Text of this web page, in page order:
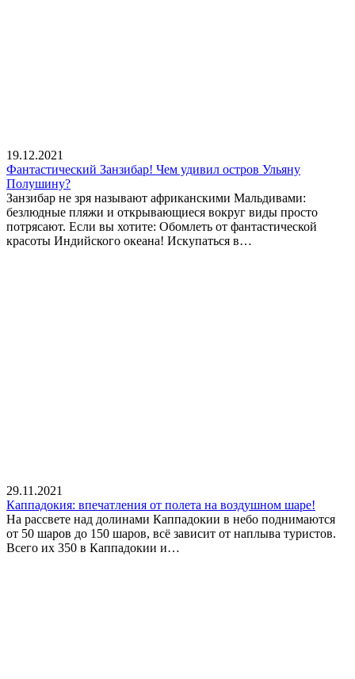
19.12.2021
Фантастический Занзибар! Чем удивил остров Ульяну
Полушину?
Занзибар не зря называют африканскими Мальдивами:
безлюдные пляжи и открывающиеся вокруг виды просто
потрясают. Если вы хотите: Обомлеть от фантастической
красоты Индийского океана! Искупаться в…
29.11.2021
Каппадокия: впечатления от полета на воздушном шаре!
На рассвете над долинами Каппадокии в небо поднимаются
от 50 шаров до 150 шаров, всё зависит от наплыва туристов.
Всего их 350 в Каппадокии и…